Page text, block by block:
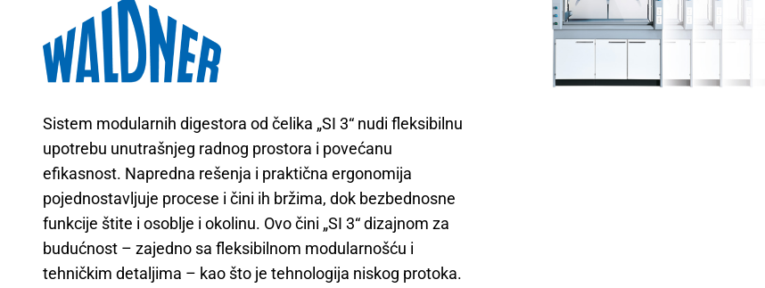
Sistem modularnih digestora od čelika „SI 3“ nudi fleksibilnu
upotrebu unutrašnjeg radnog prostora i povećanu
efikasnost. Napredna rešenja i praktična ergonomija
pojednostavljuje procese i čini ih bržima, dok bezbednosne
funkcije štite i osoblje i okolinu. Ovo čini „SI 3“ dizajnom za
budućnost – zajedno sa fleksibilnom modularnošću i
tehničkim detaljima – kao što je tehnologija niskog protoka.